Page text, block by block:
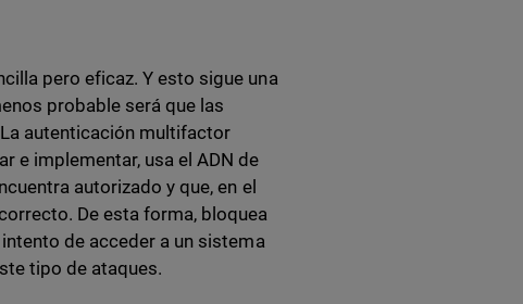
pero eficaz. Y esto sigue una
probable será que las
autenticación multifactor
e implementar, usa el ADN de
autorizado y que, en el
De esta forma, bloquea
de acceder a un sistema
tipo de ataques.